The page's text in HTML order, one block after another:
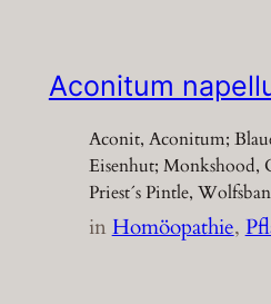
Aconitum
Aconit, Aconitum;
Eisenhut; Monkshood,
Priest´s Pintle,
inHomöopathie,